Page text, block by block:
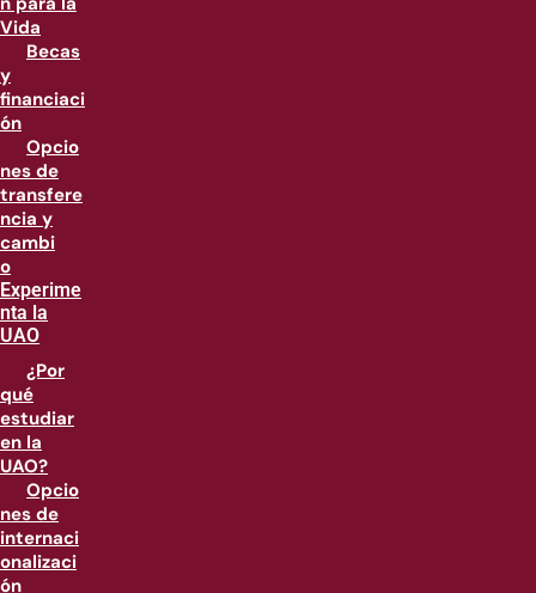
Vida
Becas
y
financiaci
ón
Opcio
nes de
transfere
ncia y
cambi
o
Experime
nta la
UAO
¿Por
qué
estudiar
en la
UAO?
Opcio
nes de
internaci
onalizaci
ón